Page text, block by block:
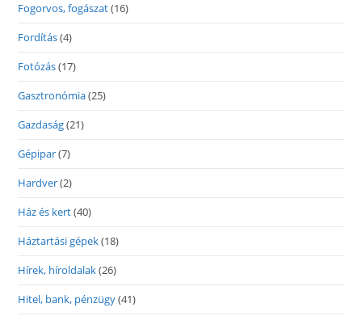
Fogorvos, fogászat(16)
Fordítás(4)
Fotózás(17)
Gasztronómia(25)
Gazdaság(21)
Gépipar(7)
Hardver(2)
Ház és kert(40)
Háztartási gépek(18)
Hírek, híroldalak(26)
Hitel, bank, pénzügy(41)